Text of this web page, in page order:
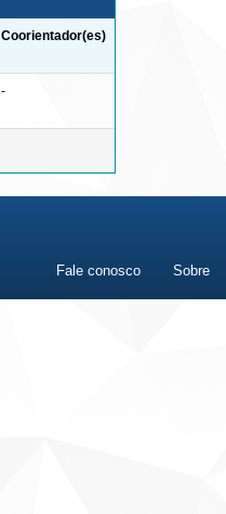
Coorientador(es)
-
Fale conosco Sobre